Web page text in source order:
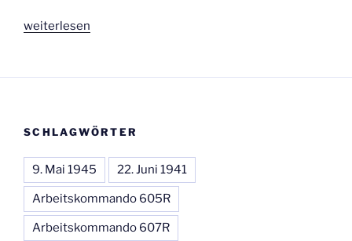
„Namenslesung
Juni
14
bis
20
Uhr
auf
dem
weiterlesen
SCHLAGWÖRTER
9. Mai 1945 22. Juni 1941
Arbeitskommando 605R
Arbeitskommando 607R